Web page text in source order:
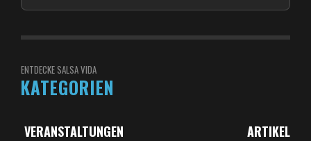
ENTDECKE SALSA VIDA
KATEGORIEN
ARTIKEL
VERANSTALTUNGEN